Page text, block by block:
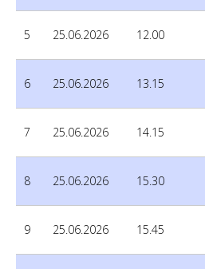
5 25.06.2026 12.00
6 25.06.2026 13.15
7 25.06.2026 14.15
8 25.06.2026 15.30
9 25.06.2026 15.45